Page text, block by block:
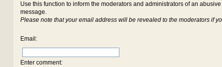
Use this function to inform the moderators and administrators of an
message.
Please note that your email address will be revealed to the moderators if
Email :
Enter comment: